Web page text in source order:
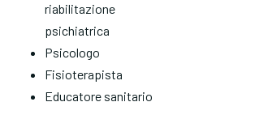
riabilitazione
psichiatrica
Psicologo
Fisioterapista
Educatore sanitario